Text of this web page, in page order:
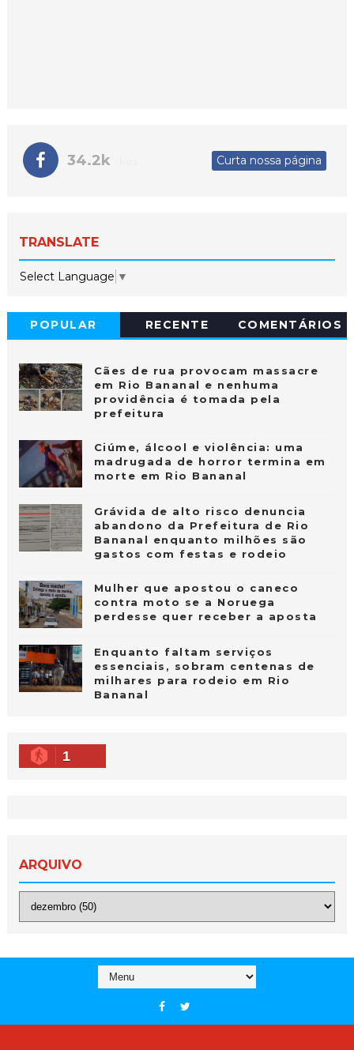
34.2k Curta nossa página
TRANSLATE
Select Language ▼
POPULAR RECENTE COMENTÁRIOS
Cães de rua provocam massacre
em Rio Bananal e nenhuma
providência é tomada pela
prefeitura
Ciúme, álcool e violência: uma
madrugada de horror termina em
morte em Rio Bananal
Grávida de alto risco denuncia
abandono da Prefeitura de Rio
Bananal enquanto milhões são
gastos com festas e rodeio
Mulher que apostou o caneco
contra moto se a Noruega
perdesse quer receber a aposta
Enquanto faltam serviços
essenciais, sobram centenas de
milhares para rodeio em Rio
Bananal
1
ARQUIVO